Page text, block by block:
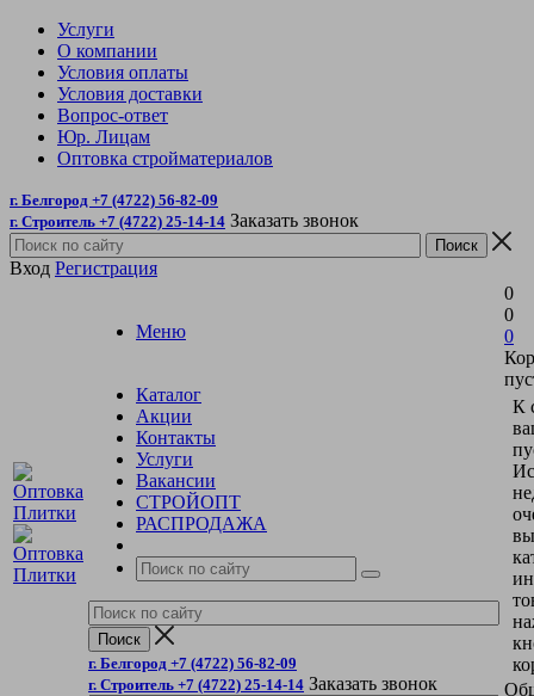
Услуги
О компании
Условия оплаты
Условия доставки
Вопрос-ответ
Юр. Лицам
Оптовка стройматериалов
г. Белгород +7 (4722) 56-82-09
г. Строитель +7 (4722) 25-14-14 Заказать звонок
Вход Регистрация
Меню
Каталог
Акции
Контакты
Услуги
Вакансии
СТРОЙОПТ
РАСПРОДАЖА
г. Белгород +7 (4722) 56-82-09
г. Строитель +7 (4722) 25-14-14 Заказать звонок
0
0
0
К